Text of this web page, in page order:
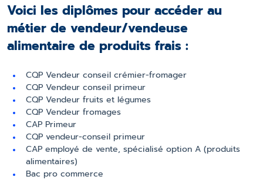
Voici les diplômes pour accéder au
métier de vendeur/vendeuse
alimentaire de produits frais :
CQP Vendeur conseil crémier-fromager
CQP Vendeur conseil primeur
CQP Vendeur fruits et légumes
CQP Vendeur fromages
CAP Primeur
CQP vendeur-conseil primeur
CAP employé de vente, spécialisé option A (produits
alimentaires)
Bac pro commerce